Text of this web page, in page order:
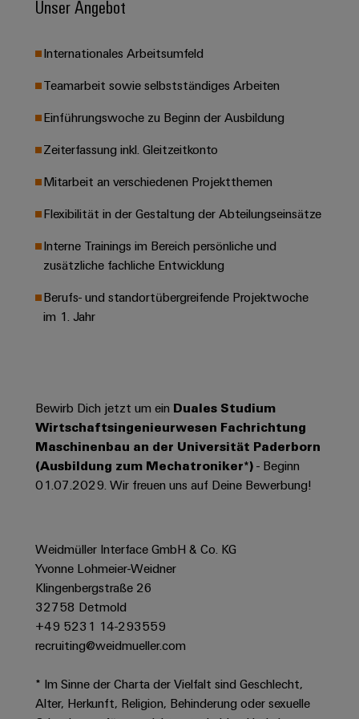
Schaltschrankbau
Moderne
digitale
für
Mobilitat
Bahnverkehr
Schiffbau
Verbindungslösungen
für
maritime
für
die
Wasser-
und
Abwasserindustrie
Schlüsseltechnologie
für
die
Energiewende
Windenergie
Effizienter
von
Leiterplattensteckverbinder
Leiterplattenklemmen
PCB
Services
Original
Equipment
(OEM)
AI
Remote
&
Cloud-
Service
Platform
Werkstatt
&
Automaten
Software
Markierer
Cabinet
Infrastructure
Assemblierungsservice
Bestückte
Klemmenleisten
Distribution
Unser Angebot
Internationales Arbeitsumfeld
Teamarbeit sowie selbstständiges Arbeiten
Einführungswoche zu Beginn der Ausbildung
Zeiterfassung inkl. Gleitzeitkonto
Mitarbeit an verschiedenen Projektthemen
Flexibilität in der Gestaltung der Abteilungseinsätze
Interne Trainings im Bereich persönliche und
zusätzliche fachliche Entwicklung
Berufs- und standortübergreifende Projektwoche
im 1. Jahr
Bewirb Dich jetzt um ein Duales Studium
Wirtschaftsingenieurwesen Fachrichtung
Maschinenbau an der Universität Paderborn
(Ausbildung zum Mechatroniker*) - Beginn
01.07.2029. Wir freuen uns auf Deine Bewerbung!
Weidmüller Interface GmbH & Co. KG
Yvonne Lohmeier-Weidner
Klingenbergstraße 26
32758 Detmold
+49 5231 14-293559
recruiting@weidmueller.com
* Im Sinne der Charta der Vielfalt sind Geschlecht,
Alter, Herkunft, Religion, Behinderung oder sexuelle